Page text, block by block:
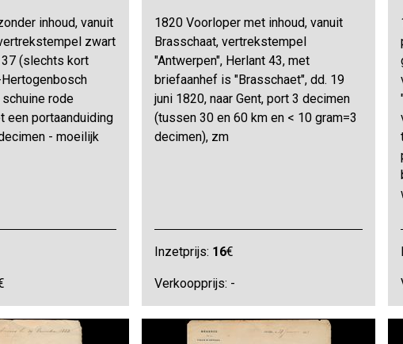
inhoud, vanuit
zwart
37 (slechts kort
rode
een portaanduiding
- moeilijk
1820 Voorloper met inhoud, vanuit
Brasschaat, vertrekstempel
"Antwerpen", Herlant 43, met
briefaanhef is "Brasschaet", dd. 19
juni 1820, naar Gent, port 3 decimen
(tussen 30 en 60 km en < 10 gram=3
decimen), zm
Inzetprijs: 16€
Verkoopprijs: -